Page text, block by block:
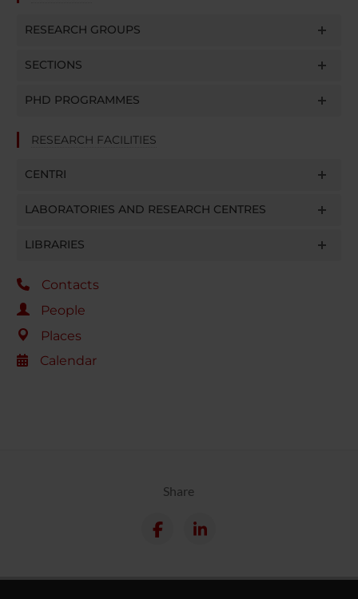
RESEARCH GROUPS
SECTIONS
PHD PROGRAMMES
RESEARCH FACILITIES
CENTRI
LABORATORIES AND RESEARCH CENTRES
LIBRARIES
Contacts
People
Places
Calendar
Share